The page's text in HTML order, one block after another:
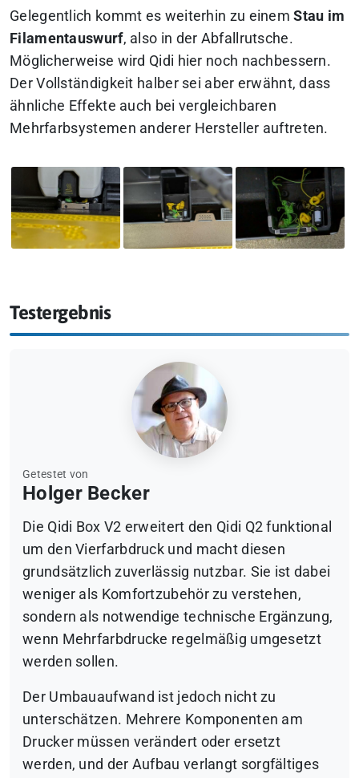
Gelegentlich kommt es weiterhin zu einemStau im
Filamentauswurf, also in der Abfallrutsche.
Möglicherweise wird Qidi hier noch nachbessern.
Der Vollständigkeit halber sei aber erwähnt, dass
ähnliche Effekte auch bei vergleichbaren
Mehrfarbsystemen anderer Hersteller auftreten.
Testergebnis
Getestet von
Holger Becker
Die Qidi Box V2 erweitert den Qidi Q2 funktional
um den Vierfarbdruck und macht diesen
grundsätzlich zuverlässig nutzbar. Sie ist dabei
weniger als Komfortzubehör zu verstehen,
sondern als notwendige technische Ergänzung,
wenn Mehrfarbdrucke regelmäßig umgesetzt
werden sollen.
Der Umbauaufwand ist jedoch nicht zu
unterschätzen. Mehrere Komponenten am
Drucker müssen verändert oder ersetzt
werden, und der Aufbau verlangt sorgfältiges